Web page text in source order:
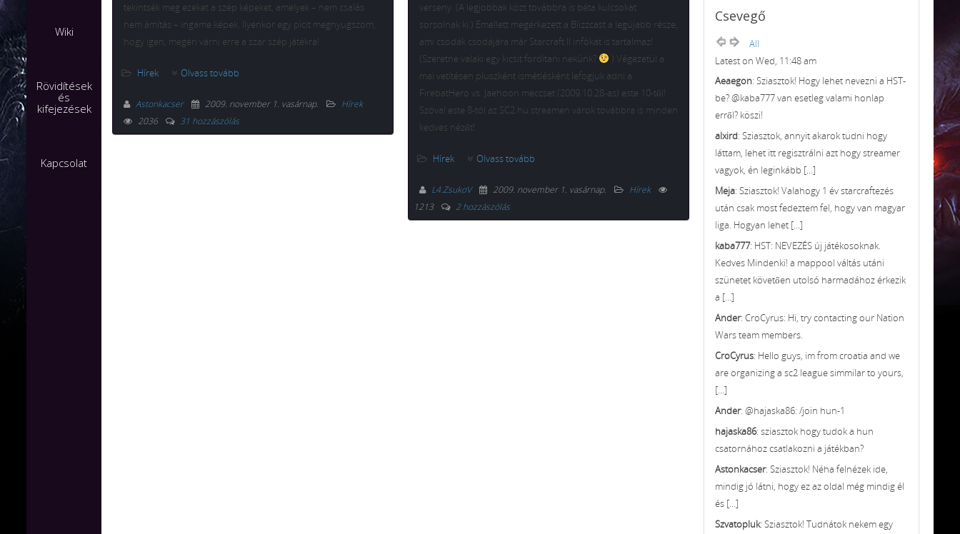
Wiki
Rövidítések
és
kifejezések
Kapcsolat
tekintsék meg ezeket a szép képeket, amelyek – nem csalás
nem ámítás – ingame képek. Ilyenkor egy picit megnyugszom,
hogy igen, megéri várni erre a szar szép játékra!
Hírek Olvass tovább
Astonkacser 2009. november 1. vasárnap.
Hírek
2036
31 hozzászólás
verseny. (A legjobbak közt továbbra is béta kulcsokat
sorsolnak ki.) Emellett megérkezett a Blizzcast a legújabb része,
ami csodák csodájára már Starcraft II infókat is tartalmaz!
(Szeretne valaki egy kicsit fordítani nekünk?
) Végezetül a
mai vetítésen pluszként ismétlésként lefogjuk adni a
FirebatHero vs. Jaehoon meccset (2009.10.28-as) este 10-től!
Szóval este 8-tól az SC2.hu streamen várok továbbra is minden
kedves nézőt!
Hírek Olvass tovább
L4.ZsukoV 2009. november 1. vasárnap.
Hírek
1213
2 hozzászólás
Csevegő
All
Latest on Wed, 11:48 am
Aeaegon: Sziasztok! Hogy lehet nevezni a HST-
be? @kaba777 van esetleg valami honlap
erről? köszi!
alxird: Sziasztok, annyit akarok tudni hogy
láttam, lehet itt regisztrálni azt hogy streamer
vagyok, én leginkább [...]
Meja: Sziasztok! Valahogy 1 év starcraftezés
után csak most fedeztem fel, hogy van magyar
liga. Hogyan lehet [...]
kaba777: HST: NEVEZÉS új játékosoknak.
Kedves Mindenki! a mappool váltás utáni
szünetet követően utolsó harmadához érkezik
a [...]
Ander: CroCyrus: Hi, try contacting our Nation
Wars team members.
CroCyrus: Hello guys, im from croatia and we
are organizing a sc2 league simmilar to yours,
[...]
Ander: @hajaska86: /join hun-1
hajaska86: sziasztok hogy tudok a hun
csatornához csatlakozni a játékban?
Astonkacser: Sziasztok! Néha felnézek ide,
mindig jó látni, hogy ez az oldal még mindig él
és [...]
Szvatopluk: Sziasztok! Tudnátok nekem egy